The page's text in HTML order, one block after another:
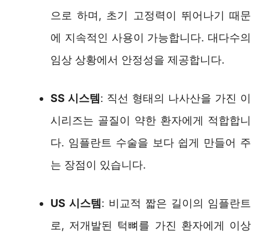
으로 하며, 초기 고정력이 뛰어나기 때문
에 지속적인 사용이 가능합니다. 대다수의
임상 상황에서 안정성을 제공합니다.
SS 시스템: 직선 형태의 나사산을 가진 이
시리즈는 골질이 약한 환자에게 적합합니
다. 임플란트 수술을 보다 쉽게 만들어 주
는 장점이 있습니다.
US 시스템: 비교적 짧은 길이의 임플란트
로, 저개발된 턱뼈를 가진 환자에게 이상